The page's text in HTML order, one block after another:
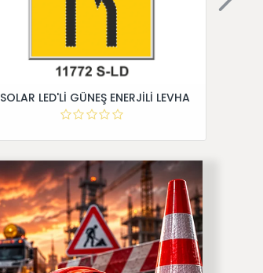
SOLAR LED'Lİ GÜNEŞ ENERJİLİ LEVHA